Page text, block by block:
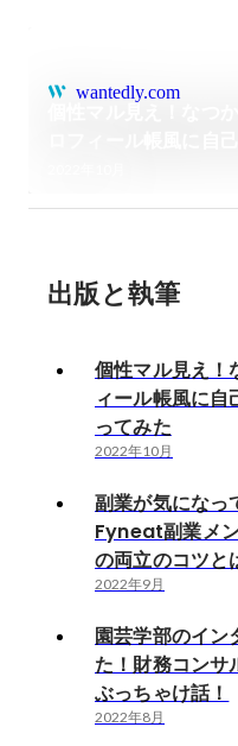
wantedly.com
出版と執筆
個性マル見え！
ィール帳風に自
ってみた
2022年10月
副業が気になっ
Fyneat副業メ
の両立のコツと
2022年9月
園芸学部のイン
た！財務コンサ
ぶっちゃけ話！
2022年8月